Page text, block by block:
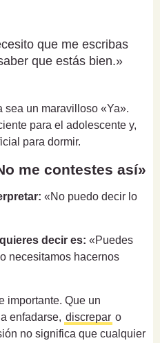
que me escribas
que estás bien.»
sea un maravilloso «Ya».
para el adolescente y,
para dormir.
me contestes así»
«No puedo decir lo
decir es: «Puedes
necesitamos hacernos
importante. Que un
enfadarse, discrepar o
no significa que cualquier